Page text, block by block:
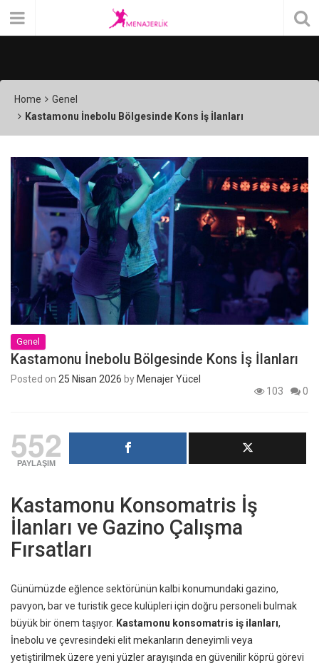
Home
Genel
Kastamonu İnebolu Bölgesinde Kons İş İlanları
Genel
Kastamonu İnebolu Bölgesinde Kons İş İlanları
Posted on 25 Nisan 2026 by Menajer Yücel
103
0
552
PAYLAŞIM
Kastamonu Konsomatris İş
İlanları ve Gazino Çalışma
Fırsatları
Günümüzde eğlence sektörünün kalbi konumundaki gazino,
pavyon, bar ve turistik gece kulüpleri için doğru personeli bulmak
büyük bir önem taşıyor. Kastamonu konsomatris iş ilanları,
İnebolu ve çevresindeki elit mekanların deneyimli veya
yetiştirilmek üzere yeni yüzler arayışında en güvenilir köprü görevi